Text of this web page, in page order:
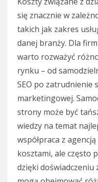
się znacznie w
takich jak zakres
danej branży. Dla
warto rozważyć
rynku – od
SEO po zatrudnienie
marketingowej.
strony może być
wiedzy na temat
współpraca z
kosztami, ale często
dzięki doświadczeniu